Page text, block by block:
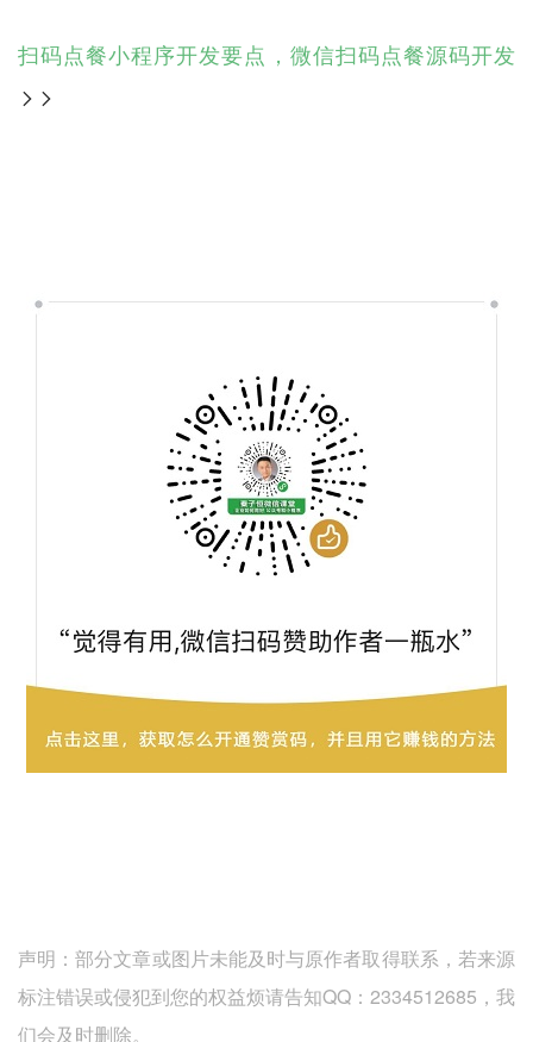
扫码点餐小程序开发要点，微信扫码点餐源码开发

声明：部分文章或图片未能及时与原作者取得联系，若来源
标注错误或侵犯到您的权益烦请告知QQ：2334512685，我
们会及时删除。